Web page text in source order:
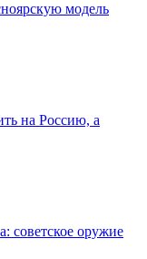
модель
на Россию, а
советское оружие